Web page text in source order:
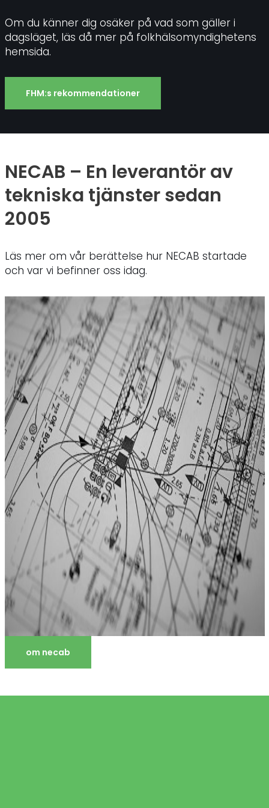
Om du känner dig osäker på vad som gäller i
dagsläget, läs då mer på folkhälsomyndighetens
hemsida.
FHM:s rekommendationer
NECAB – En leverantör av
tekniska tjänster sedan
2005
Läs mer om vår berättelse hur NECAB startade
och var vi befinner oss idag.
om necab